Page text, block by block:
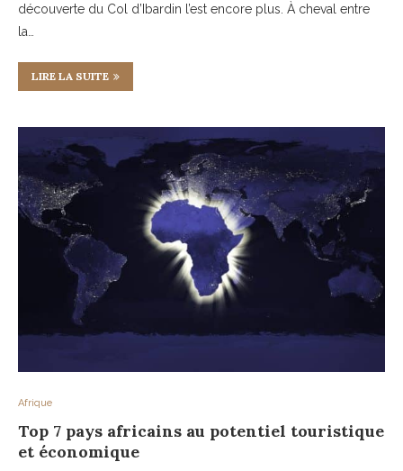
découverte du Col d’Ibardin l’est encore plus. À cheval entre
la…
LIRE LA SUITE
Afrique
Top 7 pays africains au potentiel touristique
et économique